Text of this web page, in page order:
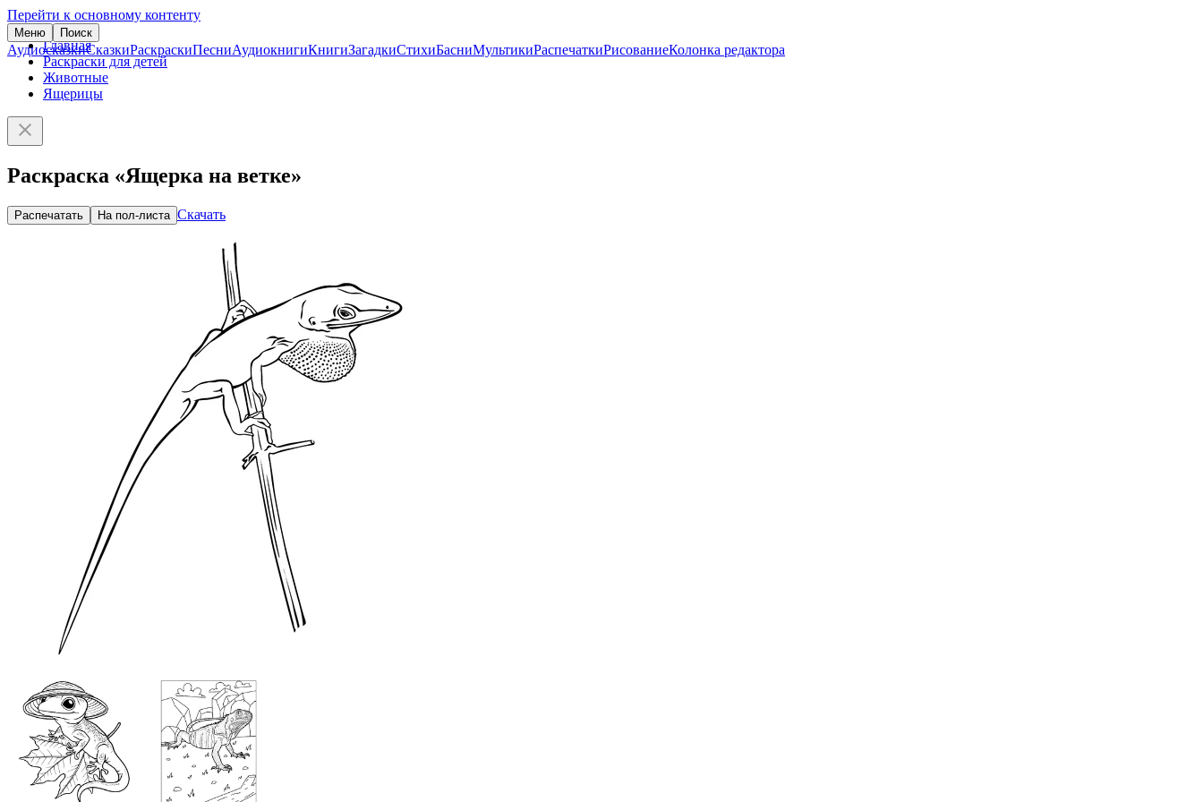
Перейти к основному контенту
Меню Поиск
АудиосказкиСказкиРаскраскиПесниАудиокнигиКнигиЗагадкиСтихиБасниМультикиРаспечаткиРисованиеКолонка редактора
Главная
Раскраски для детей
Животные
Ящерицы
Раскраска «Ящерка на ветке»
Распечатать На пол-листа Скачать